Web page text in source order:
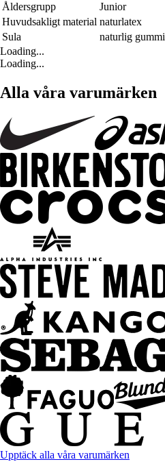
Åldersgrupp
Junior
Huvudsakligt material naturlatex
Sula
naturlig gummi
Loading...
Loading...
Alla våra varumärken
Upptäck alla våra varumärken